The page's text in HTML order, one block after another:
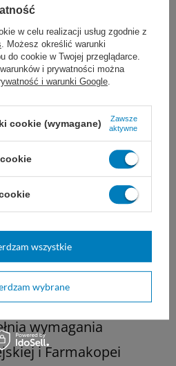
od ogólnego stanu
tkanki i rany,
techniki i doświadczenia
żadne
stosowania szwów
temperaturze
światła
i wilgoci.
wymagania
i Farmakopei
w celu realizacji usług zgodnie z
. Możesz określić warunki
do cookie w Twojej przeglądarce.
i prywatności można
i warunki Google.
cookie (wymagane)
Zawsze
aktywne
wybrane
wszystkie